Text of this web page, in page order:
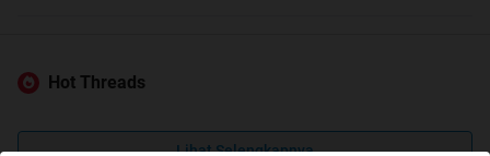
Hot Threads
Lihat Selengkapnya